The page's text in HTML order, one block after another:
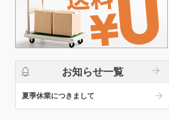
お知らせ一覧
夏季休業につきまして